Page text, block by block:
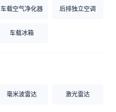
车载空气净化器 后排独立空调
车载冰箱
毫米波雷达 激光雷达